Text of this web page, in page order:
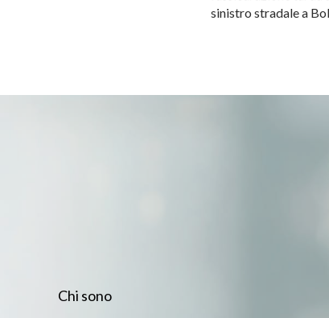
sinistro stradale a
Chi sono